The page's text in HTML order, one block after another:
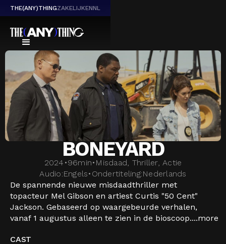
THE(ANY)THINGZAKELIJKENNL
BONEYARD
2024 •96min• Misdaad, Thriller, Actie
Audio:Engels• Ondertiteling:Nederlands
De spannende nieuwe misdaadthriller met
topacteur Mel Gibson en artiest Curtis "50 Cent"
Jackson. Gebaseerd op waargebeurde verhalen,
vanaf 1 augustus alleen te zien in de bioscoop....more
CAST